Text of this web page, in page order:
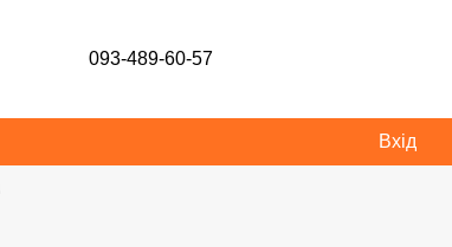
093-489-60-57
Вхід